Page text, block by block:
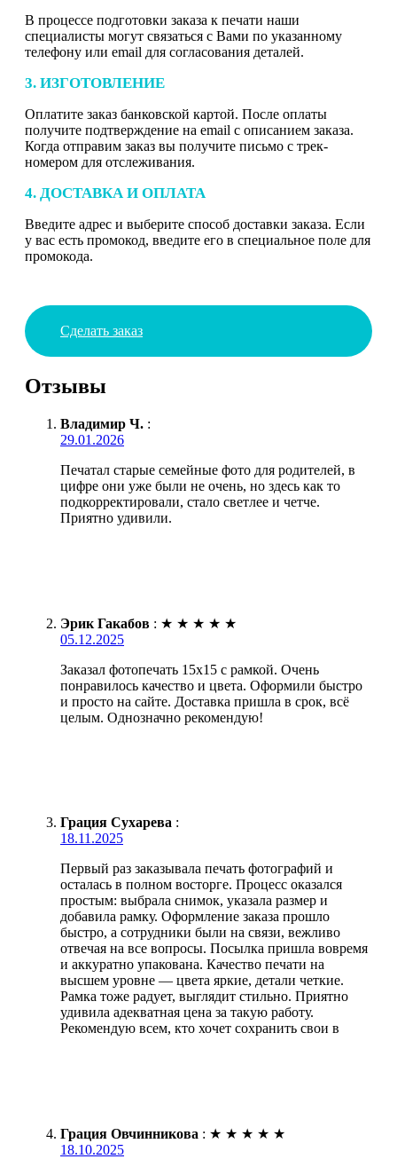
В процессе подготовки заказа к печати наши
специалисты могут связаться с Вами по указанному
телефону или email для согласования деталей.
3. ИЗГОТОВЛЕНИЕ
Оплатите заказ банковской картой. После оплаты
получите подтверждение на email с описанием заказа.
Когда отправим заказ вы получите письмо с трек-
номером для отслеживания.
4. ДОСТАВКА И ОПЛАТА
Введите адрес и выберите способ доставки заказа. Если
у вас есть промокод, введите его в специальное поле для
промокода.
Сделать заказ
Отзывы
Владимир Ч. :
29.01.2026
Печатал старые семейные фото для родителей, в
цифре они уже были не очень, но здесь как то
подкорректировали, стало светлее и четче.
Приятно удивили.
Эрик Гакабов : ★ ★ ★ ★ ★
05.12.2025
Заказал фотопечать 15х15 с рамкой. Очень
понравилось качество и цвета. Оформили быстро
и просто на сайте. Доставка пришла в срок, всё
целым. Однозначно рекомендую!
Грация Сухарева :
18.11.2025
Первый раз заказывала печать фотографий и
осталась в полном восторге. Процесс оказался
простым: выбрала снимок, указала размер и
добавила рамку. Оформление заказа прошло
быстро, а сотрудники были на связи, вежливо
отвечая на все вопросы. Посылка пришла вовремя
и аккуратно упакована. Качество печати на
высшем уровне — цвета яркие, детали четкие.
Рамка тоже радует, выглядит стильно. Приятно
удивила адекватная цена за такую работу.
Рекомендую всем, кто хочет сохранить свои в
Грация Овчинникова : ★ ★ ★ ★ ★
18.10.2025